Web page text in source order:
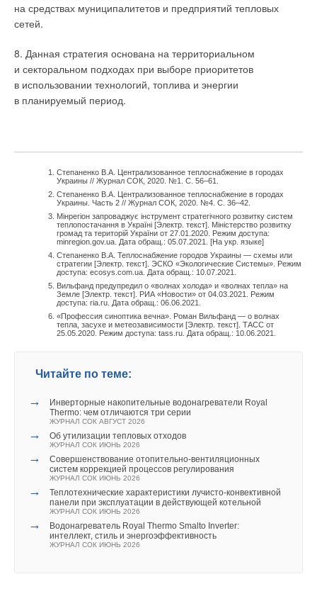
на средствах муниципалитетов и предприятий тепловых
сетей.
8. Данная стратегия основана на территориальном
и секторальном подходах при выборе приоритетов
в использовании технологий, топлива и энергии
в планируемый период.
Степаненко В.А. Централизованное теплоснабжение в городах
Украины // Журнал СОК, 2020. №1. С. 56–61.
Степаненко В.А. Централизованное теплоснабжение в городах
Украины. Часть 2 // Журнал СОК, 2020. №4. С. 36–42.
Мінрегіон запроваджує інструмент стратегічного розвитку систем
теплопостачання в Україні [Электр. текст]. Міністерство розвитку
громад та територій України от 27.01.2020. Режим доступа:
minregion.gov.ua. Дата обращ.: 05.07.2021. [На укр. языке]
Степаненко В.А. Теплоснабжение городов Украины — схемы или
стратегии [Электр. текст]. ЭСКО «Экологические Системы». Режим
доступа: ecosys.com.ua. Дата обращ.: 10.07.2021.
Вильфанд предупредил о «волнах холода» и «волнах тепла» на
Земле [Электр. текст]. РИА «Новости» от 04.03.2021. Режим
доступа: ria.ru. Дата обращ.: 06.06.2021.
«Профессия синоптика вечна». Роман Вильфанд — о волнах
тепла, засухе и метеозависимости [Электр. текст]. ТАСС от
25.05.2020. Режим доступа: tass.ru. Дата обращ.: 10.06.2021.
Читайте по теме:
→
Инверторные накопительные водонагреватели Royal
Thermo: чем отличаются три серии
ЖУРНАЛ СОК АВГУСТ 2026
→ Об утилизации тепловых отходов
ЖУРНАЛ СОК ИЮНЬ 2026
→
Совершенствование отопительно-вентиляционных
систем коррекцией процессов регулирования
ЖУРНАЛ СОК ИЮНЬ 2026
→
Теплотехнические характеристики лучисто-конвективной
панели при эксплуатации в действующей котельной
ЖУРНАЛ СОК ИЮНЬ 2026
→
Водонагреватель Royal Thermo Smalto Inverter:
интеллект, стиль и энергоэффективность
ЖУРНАЛ СОК ИЮНЬ 2026